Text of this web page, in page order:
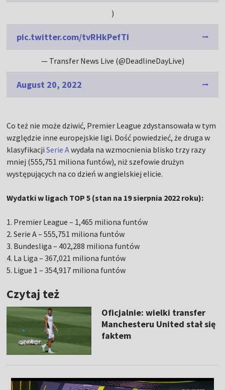
)
pic.twitter.com/tvRHkPefTI
— Transfer News Live (@DeadlineDayLive)
August 20, 2022
Co też nie może dziwić, Premier League zdystansowała w tym
względzie inne europejskie ligi. Dość powiedzieć, że druga w
klasyfikacjiSerie Awydała na wzmocnienia blisko trzy razy
mniej (555,751 miliona funtów), niż szefowie drużyn
występujących na co dzień w angielskiej elicie.
Wydatki w ligach TOP 5 (stan na 19 sierpnia 2022 roku):
1. Premier League – 1,465 miliona funtów
2. Serie A – 555,751 miliona funtów
3. Bundesliga – 402,288 miliona funtów
4. La Liga – 367,021 miliona funtów
5. Ligue 1 – 354,917 miliona funtów
Czytaj też
Oficjalnie: wielki transfer
Manchesteru United stał się
faktem